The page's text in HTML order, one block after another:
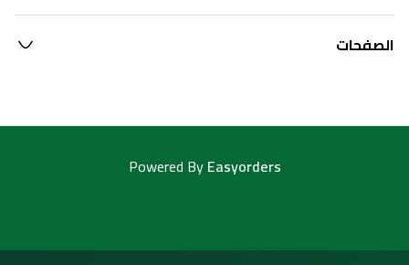
الصفحات
Powered ByEasyorders